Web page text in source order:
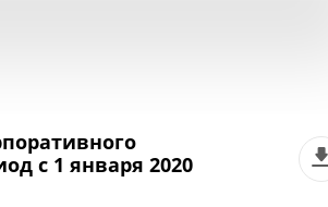
с 1 января 2020